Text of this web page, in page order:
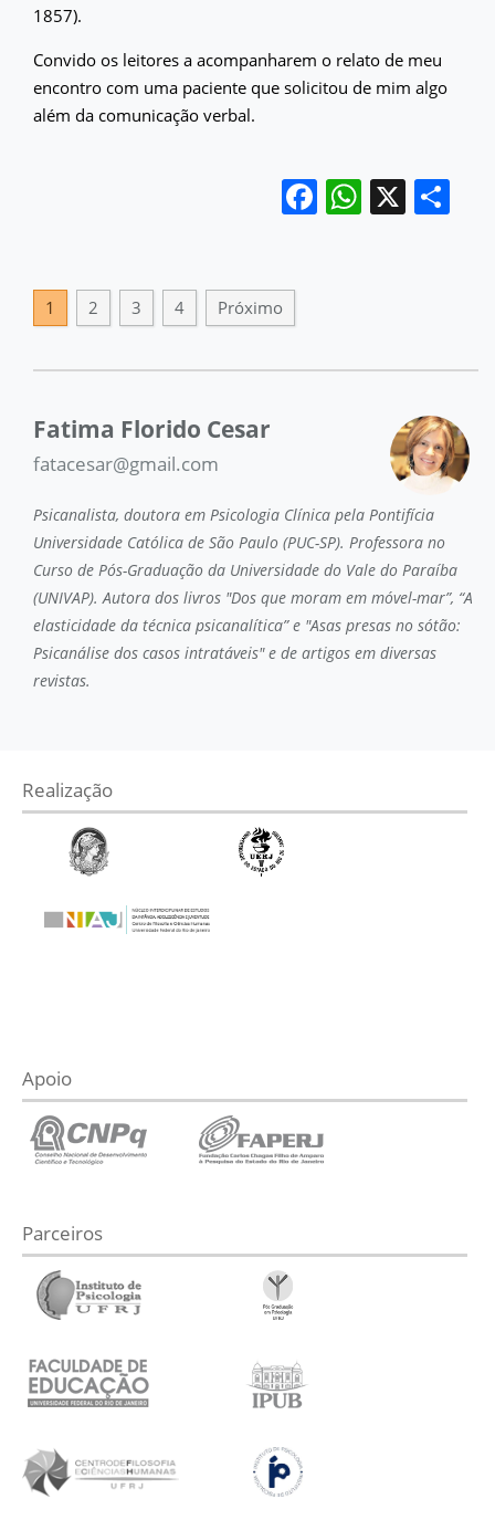
1857).
Convido os leitores a acompanharem o relato de meu
encontro com uma paciente que solicitou de mim algo
além da comunicação verbal.
Facebook
X
1 2 3 4 Próximo
Fatima Florido Cesar
fatacesar@gmail.com
Psicanalista, doutora em Psicologia Clínica pela Pontifícia
Universidade Católica de São Paulo (PUC-SP). Professora no
Curso de Pós-Graduação da Universidade do Vale do Paraíba
(UNIVAP). Autora dos livros "Dos que moram em móvel-mar”, “A
elasticidade da técnica psicanalítica” e "Asas presas no sótão:
Psicanálise dos casos intratáveis" e de artigos em diversas
revistas.
Realização
Apoio
Parceiros